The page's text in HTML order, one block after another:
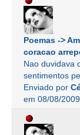
Poemas ->
coracao
Nao duvidava
sentimentos
Enviado por
em 08/08/